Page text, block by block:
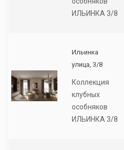
ИЛЬИНКА 3/8
Ильинка
улица, 3/8
Коллекция
клубных
особняков
ИЛЬИНКА 3/8